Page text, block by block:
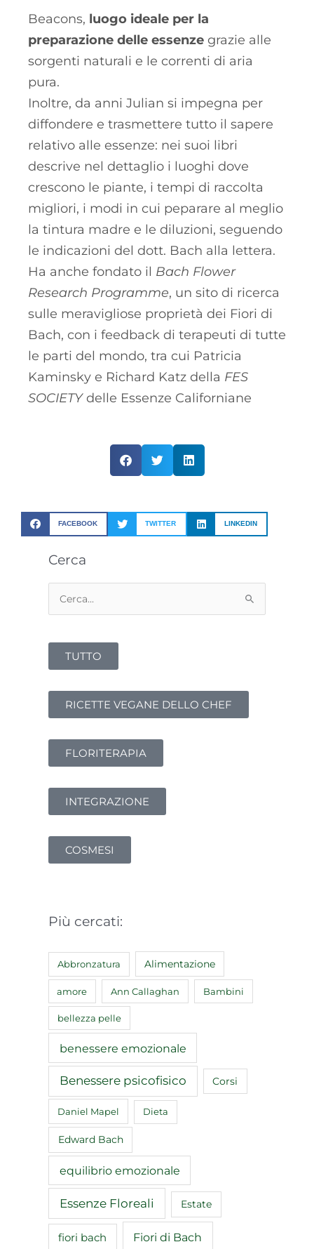
Beacons, luogo ideale per la
preparazione delle essenze grazie alle
sorgenti naturali e le correnti di aria
pura.
Inoltre, da anni Julian si impegna per
diffondere e trasmettere tutto il sapere
relativo alle essenze: nei suoi libri
descrive nel dettaglio i luoghi dove
crescono le piante, i tempi di raccolta
migliori, i modi in cui peparare al meglio
la tintura madre e le diluzioni, seguendo
le indicazioni del dott. Bach alla lettera.
Ha anche fondato il Bach Flower
Research Programme, un sito di ricerca
sulle meravigliose proprietà dei Fiori di
Bach, con i feedback di terapeuti di tutte
le parti del mondo, tra cui Patricia
Kaminsky e Richard Katz della FES
SOCIETYdelle Essenze Californiane
FACEBOOK TWITTER LINKEDIN
Cerca
Cerca:
TUTTO
RICETTE VEGANE DELLO CHEF
FLORITERAPIA
INTEGRAZIONE
COSMESI
Più cercati:
Abbronzatura Alimentazione
amore Ann Callaghan Bambini
bellezza pelle
benessere emozionale
Benessere psicofisico Corsi
Daniel Mapel Dieta
Edward Bach
equilibrio emozionale
Essenze Floreali Estate
fiori bach Fiori di Bach